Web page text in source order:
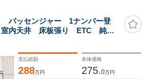
パッセンジャー 1ナンバー登
内天井 床板張り ETC 純正
支払総額
288万円
本体価格
275.0万円